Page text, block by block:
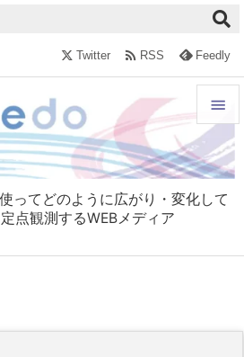
ってどのように広がり・変化して
点観測するWEBメディア


メニュ

Twitter  RSS Feedly